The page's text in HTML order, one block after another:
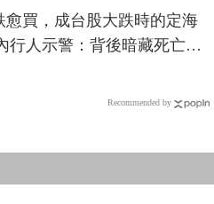
愈買，成台股大跌時的定海
行人示警：背後暗藏死亡螺
Recommended by